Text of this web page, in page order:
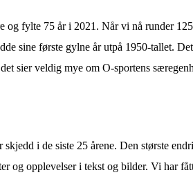
og fylte 75 år i 2021. Når vi nå runder
sine første gylne år utpå 1950-tallet.
sier veldig mye om O-sportens
i de siste 25 årene. Den største
og opplevelser i tekst og bilder. Vi har